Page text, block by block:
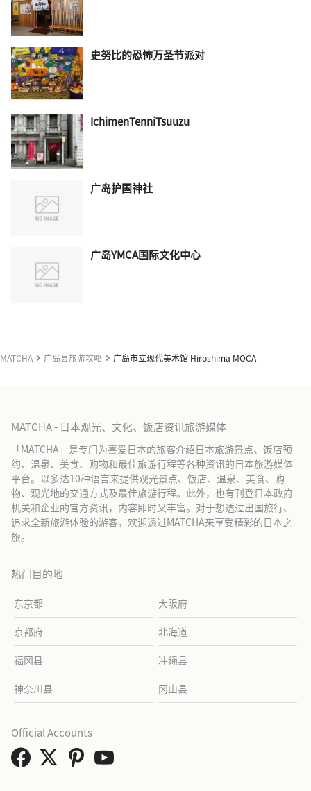
史努比的恐怖万圣节派对
IchimenTenniTsuuzu
广岛护国神社
广岛YMCA国际文化中心
MATCHA 广岛县旅游攻略 广岛市立现代美术馆 Hiroshima MOCA
MATCHA - 日本观光、文化、饭店资讯旅游媒体
「MATCHA」是专门为喜爱日本的旅客介绍日本旅游景点、饭店预
约、温泉、美食、购物和最佳旅游行程等各种资讯的日本旅游媒体
平台。以多达10种语言来提供观光景点、饭店、温泉、美食、购
物、观光地的交通方式及最佳旅游行程。此外，也有刊登日本政府
机关和企业的官方资讯，内容即时又丰富。对于想透过出国旅行、
追求全新旅游体验的游客，欢迎透过MATCHA来享受精彩的日本之
旅。
热门目的地
东京都 大阪府
京都府 北海道
福冈县 冲绳县
神奈川县 冈山县
Official Accounts